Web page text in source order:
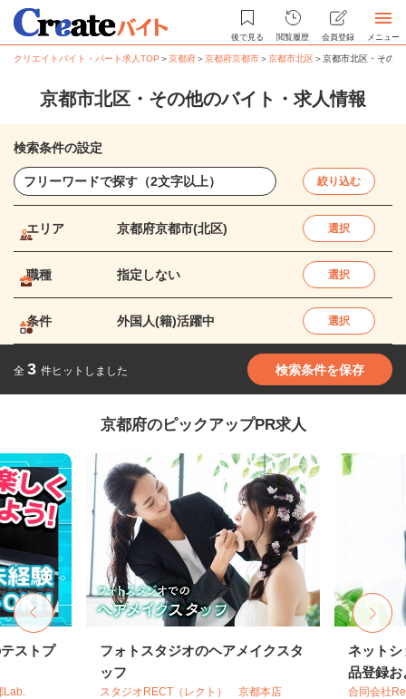
後で見る 閲覧履歴 会員登録 メニュー
クリエイトバイト・パート求人TOP ＞京都府＞京都府京都市＞京都市北区＞京都市北区・その
京都市北区・その他のバイト・求人情報
検索条件の設定
絞り込む
エリア 京都府京都市(北区) 選択
職種 指定しない 選択
条件 外国人(籍)活躍中 選択
全 3 件ヒットしました 検索条件を保存
京都府のピックアップPR求人
ストプ
フォトスタジオのヘアメイクスタ
ッフ
スタジオRECT（レクト） 京都本店
ネットシ
品登録お
合同会社